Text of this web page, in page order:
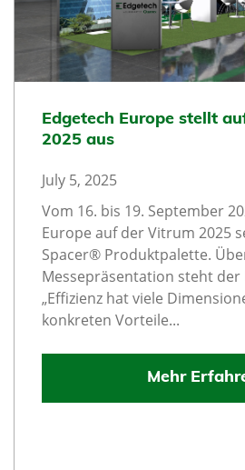
Edgetech Europe stellt
2025 aus
July 5, 2025
Vom 16. bis 19. September
Europe auf der Vitrum 2025
Spacer® Produktpalette.
Messepräsentation steht der
„Effizienz hat viele
konkreten Vorteile...
Mehr